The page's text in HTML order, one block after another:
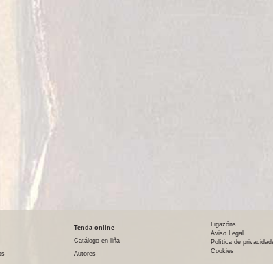
Tenda online
Catálogo en liña
Autores
Ligazóns
Aviso Legal
Política de
Cookies